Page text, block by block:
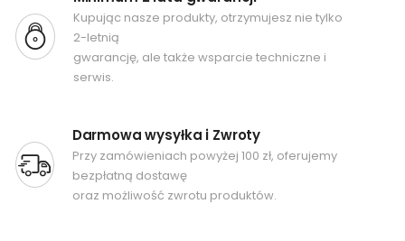
Kupując nasze produkty, otrzymujesz nie tylko
2-letnią
gwarancję, ale także wsparcie techniczne i
serwis.
Darmowa wysyłka i Zwroty
Przy zamówieniach powyżej 100 zł, oferujemy
bezpłatną dostawę
oraz możliwość zwrotu produktów.